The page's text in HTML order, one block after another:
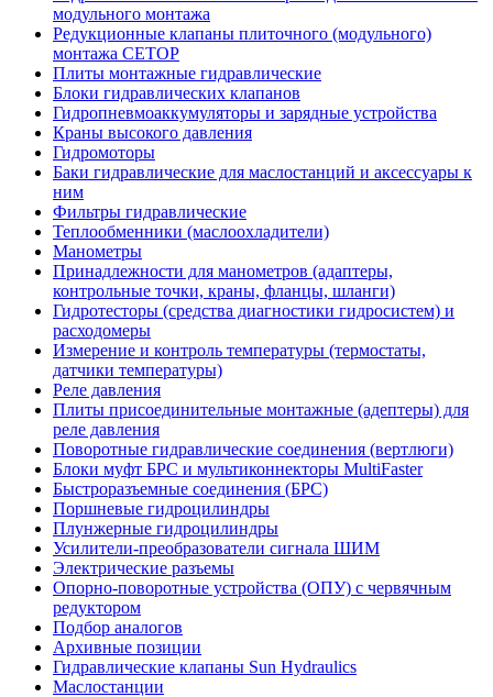
модульного монтажа
Редукционные клапаны плиточного (модульного)
монтажа CETOP
Плиты монтажные гидравлические
Блоки гидравлических клапанов
Гидропневмоаккумуляторы и зарядные устройства
Краны высокого давления
Гидромоторы
Баки гидравлические для маслостанций и аксессуары к
ним
Фильтры гидравлические
Теплообменники (маслоохладители)
Манометры
Принадлежности для манометров (адаптеры,
контрольные точки, краны, фланцы, шланги)
Гидротесторы (средства диагностики гидросистем) и
расходомеры
Измерение и контроль температуры (термостаты,
датчики температуры)
Реле давления
Плиты присоединительные монтажные (адептеры) для
реле давления
Поворотные гидравлические соединения (вертлюги)
Блоки муфт БРС и мультиконнекторы MultiFaster
Быстроразъемные соединения (БРС)
Поршневые гидроцилиндры
Плунжерные гидроцилиндры
Усилители-преобразователи сигнала ШИМ
Электрические разъемы
Опорно-поворотные устройства (ОПУ) с червячным
редуктором
Подбор аналогов
Архивные позиции
Гидравлические клапаны Sun Hydraulics
Маслостанции